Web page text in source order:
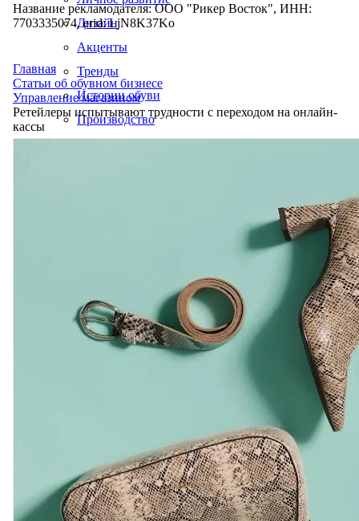
Дизайн
Акценты
Тренды
Истории обуви
Производство
Название рекламодателя: ООО "Рикер Восток", ИНН:
7703335074, erid: LjN8K37Ko
Главная
Статьи об обувном бизнесе
Управление магазином
Ретейлеры испытывают трудности с переходом на онлайн-
кассы